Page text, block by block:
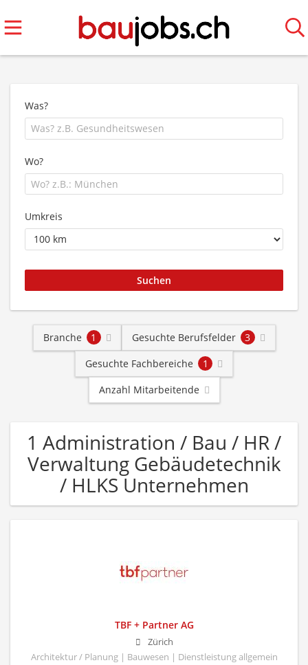
Was?
Wo?
Umkreis
Branche 1 Gesuchte Berufsfelder
3
Gesuchte Fachbereiche
1
Anzahl Mitarbeitende
1 Administration / Bau / HR /
Verwaltung Gebäudetechnik
/ HLKS Unternehmen
TBF + Partner AG
Zürich
Architektur / Planung | Bauwesen | Dienstleistung allgemein